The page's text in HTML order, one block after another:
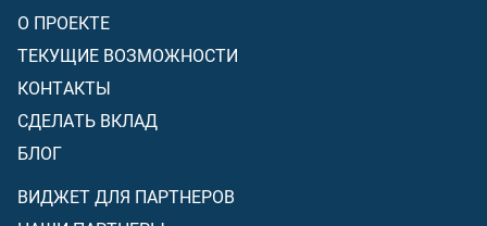
О ПРОЕКТЕ
ТЕКУЩИЕ ВОЗМОЖНОСТИ
КОНТАКТЫ
СДЕЛАТЬ ВКЛАД
БЛОГ
ВИДЖЕТ ДЛЯ ПАРТНЕРОВ